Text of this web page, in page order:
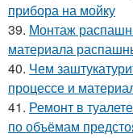
прибора на мойку
39. Монтаж
материала
40. Чем
процессе и
41. Ремонт в
по объёмам